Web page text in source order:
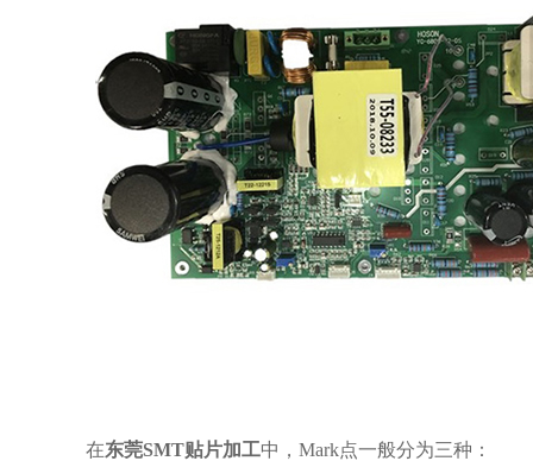
在东莞SMT贴片加工中，Mark点一般分为三种：